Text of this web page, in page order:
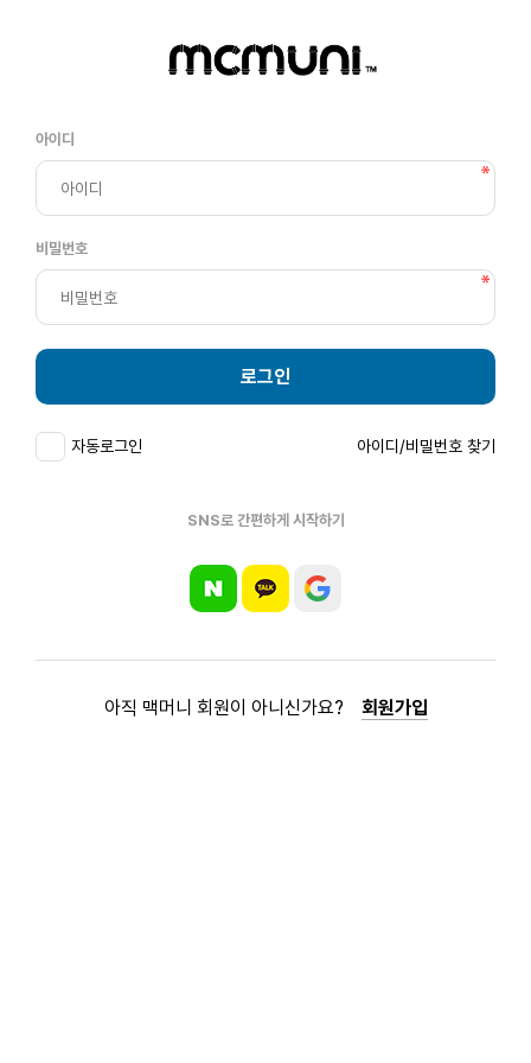
아이디
비밀번호
로그인
자동로그인 아이디/비밀번호 찾기
SNS로 간편하게 시작하기
아직 맥머니 회원이 아니신가요? 회원가입